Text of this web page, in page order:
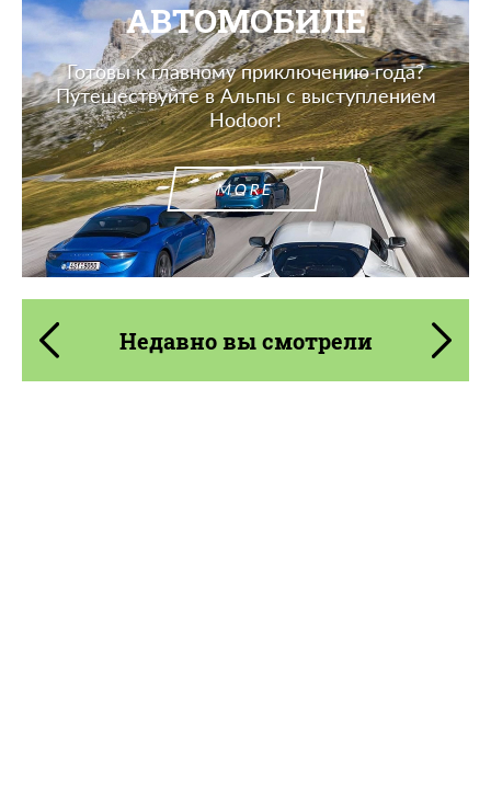
АВТОМОБИЛЕ
Готовы к главному приключению года?
Путешествуйте в Альпы с выступлением
Hodoor!
MORE
Недавно вы смотрели